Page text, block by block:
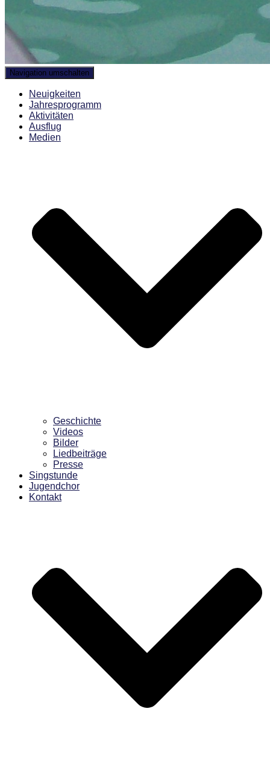
Navigation umschalten
Neuigkeiten
Jahresprogramm
Aktivitäten
Ausflug
Medien
Geschichte
Videos
Bilder
Liedbeiträge
Presse
Singstunde
Jugendchor
Kontakt